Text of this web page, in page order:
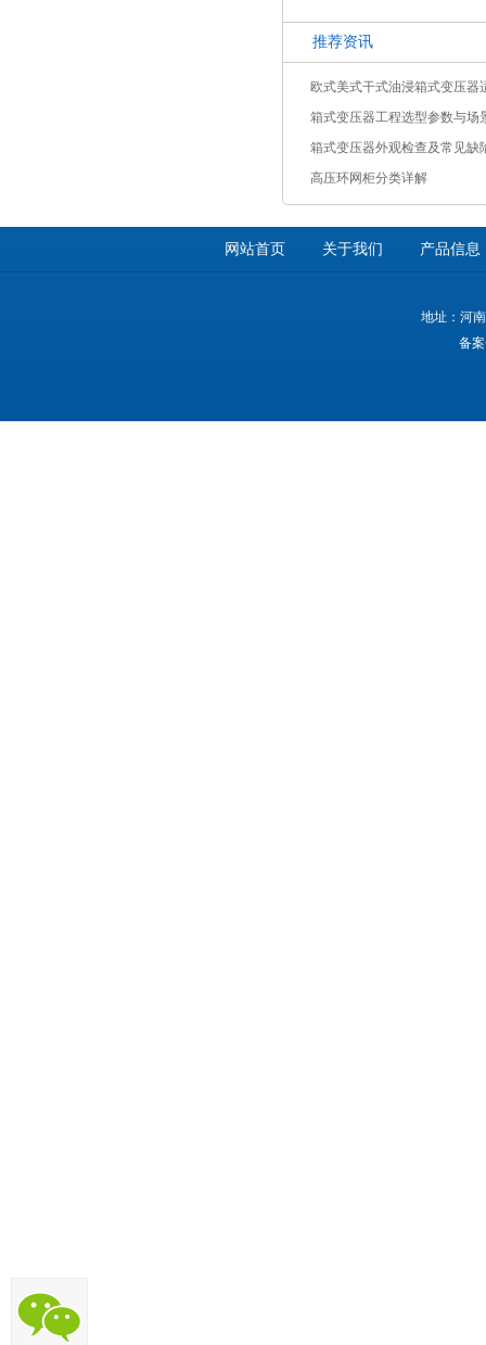
推荐资讯
欧式美式干式油浸箱式变压器
箱式变压器工程选型参数与场
箱式变压器外观检查及常见缺
高压环网柜分类详解
网站首页 关于我们 产品信息
地址：河
备